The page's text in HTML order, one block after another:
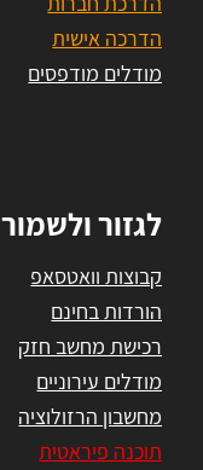
הדרכה אישית
מודלים מודפסים
לגזור ולשמור
קבוצות וואטסאפ
הורדות בחינם
רכישת מחשב חזק
מודלים עירוניים
מחשבון הרזולוציה
תוכנה פיראטית